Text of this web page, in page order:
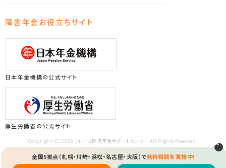
障害年金お役立ちサイト
日本年金機構の公式サイト
厚生労働省の公式サイト
Copyright (C) 2026 ソレイユ障害年金サポートセンター All Rights Reserved.
全国5拠点（札幌・川崎・浜松・名古屋・大阪）で無料相談を実施中！